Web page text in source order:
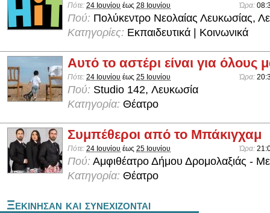
Πότε: 24 Ιουνίου έως 28 Ιουνίου Ώρα:
Πού: Πολύκεντρο Νεολαίας Λευκωσίας,
Κατηγορίες: Εκπαιδευτικά | Κοινωνικά
Αυτό το αστέρι είναι για όλους
Πότε: 24 Ιουνίου έως 25 Ιουνίου Ώρα:
Πού: Studio 142, Λευκωσία
Κατηγορία: Θέατρο
Συμπέθεροι από το Μπάκιγχαμ
Πότε: 24 Ιουνίου έως 25 Ιουνίου Ώρα:
Πού: Αμφιθέατρο Δήμου Δρομολαξιάς -
Κατηγορία: Θέατρο
Ξεκινησαν και συνεχιζονται